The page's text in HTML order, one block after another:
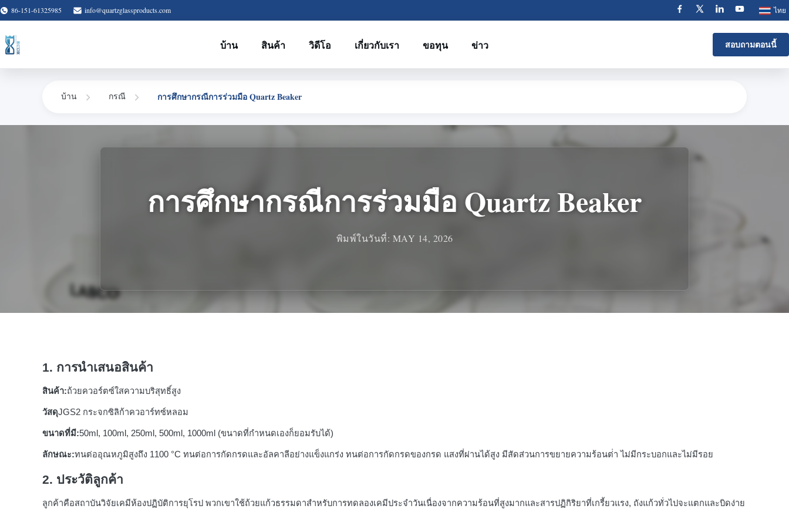
86-151-61325985 info@quartzglassproducts.com ไทย
บ้าน สินค้า วิดีโอ เกี่ยวกับเรา ขอทุน ข่าว สอบถามตอนนี้
บ้าน กรณี การศึกษากรณีการร่วมมือ Quartz Beaker
การศึกษากรณีการร่วมมือ Quartz Beaker
พิมพ์ในวันที่: MAY 14, 2026
1. การนําเสนอสินค้า
สินค้า:ถ้วยควอร์ตซ์ใสความบริสุทธิ์สูง
วัสดุJGS2 กระจกซิลิก้าควอาร์ทซ์หลอม
ขนาดที่มี:50ml, 100ml, 250ml, 500ml, 1000ml (ขนาดที่กําหนดเองก็ยอมรับได้)
ลักษณะ:ทนต่ออุณหภูมิสูงถึง 1100 °C ทนต่อการกัดกรดและอัลคาลีอย่างแข็งแกร่ง ทนต่อการกัดกรดของกรด แสงที่ผ่านได้สูง มีสัดส่วนการขยายความร้อนต่ํา ไม่มีกระบอกและไม่มีรอย
2. ประวัติลูกค้า
ลูกค้าคือสถาบันวิจัยเคมีห้องปฏิบัติการยุโรป พวกเขาใช้ถ้วยแก้วธรรมดาสําหรับการทดลองเคมีประจําวันเนื่องจากความร้อนที่สูงมากและสารปฏิกิริยาที่เกรี้ยวแรง, ถังแก้วทั่วไปจะแตกและบิดง่าย